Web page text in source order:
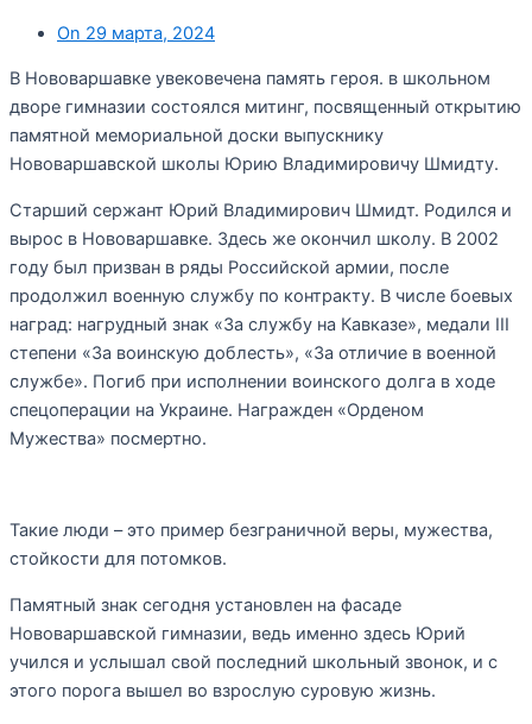
On 29 марта, 2024
В Нововаршавке увековечена память героя. в школьном
дворе гимназии состоялся митинг, посвященный открытию
памятной мемориальной доски выпускнику
Нововаршавской школы Юрию Владимировичу Шмидту.
Старший сержант Юрий Владимирович Шмидт. Родился и
вырос в Нововаршавке. Здесь же окончил школу. В 2002
году был призван в ряды Российской армии, после
продолжил военную службу по контракту. В числе боевых
наград: нагрудный знак «За службу на Кавказе», медали III
степени «За воинскую доблесть», «За отличие в военной
службе». Погиб при исполнении воинского долга в ходе
спецоперации на Украине. Награжден «Орденом
Мужества» посмертно.
Такие люди – это пример безграничной веры, мужества,
стойкости для потомков.
Памятный знак сегодня установлен на фасаде
Нововаршавской гимназии, ведь именно здесь Юрий
учился и услышал свой последний школьный звонок, и с
этого порога вышел во взрослую суровую жизнь.